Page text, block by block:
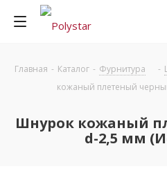
Главная - Каталог - Фурнитура -
кожаный плетеный
Шнурок кожаный
d-2,5 мм